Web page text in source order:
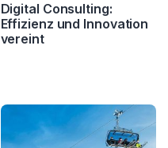
Digital Consulting:
Effizienz und Innovation
vereint